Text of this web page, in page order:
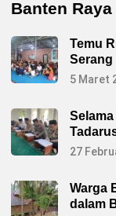
Banten Raya
Temu
Serang
5 Maret
27
Warga
dalam